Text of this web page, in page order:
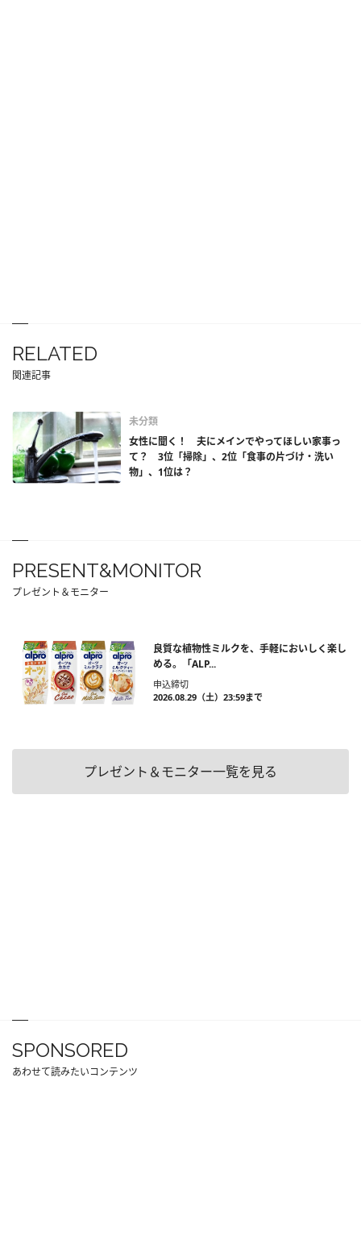
RELATED
関連記事
未分類
女性に聞く！ 夫にメインでやってほしい家事っ
て？ 3位「掃除」、2位「食事の片づけ・洗い
物」、1位は？
PRESENT&MONITOR
プレゼント＆モニター
良質な植物性ミルクを、手軽においしく楽し
める。「ALP...
申込締切
2026.08.29（土）23:59まで
プレゼント＆モニター一覧を見る
SPONSORED
あわせて読みたいコンテンツ